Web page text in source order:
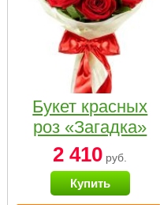
Букет красных
роз «Загадка»
2 410 руб.
Купить